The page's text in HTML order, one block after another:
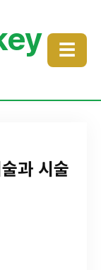
☰
과 시술